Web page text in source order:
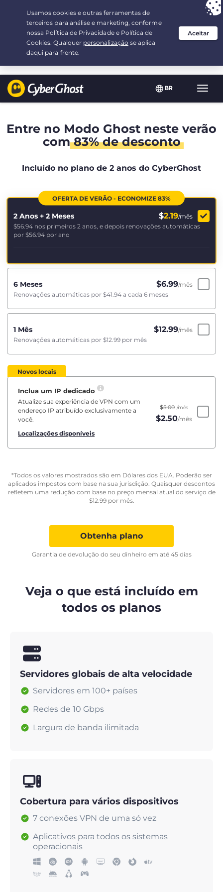
BR
Sua escolha: a melhor ofertapor 2.1666666666667-ano(s) a $
/mês
Entre no Modo Ghost neste verão
com83% de desconto
Incluído no plano de 2 anos do CyberGhost
OFERTA DE VERÃO - ECONOMIZE 83%
2 Anos + 2 Meses $2.19/mês
$56.94 nos primeiros 2 anos, e depois renovações automáticas
por $56.94 por ano
6 Meses $6.99/mês
Renovações automáticas por $41.94 a cada 6 meses
1 Mês $12.99/mês
Renovações automáticas por $12.99 por mês
Novos locais
Inclua um IP dedicado
Atualize sua experiência de VPN com um
endereço IP atribuído exclusivamente a
você.
Localizações disponíveis
$5.00 /mês
$2.50/mês
*Todos os valores mostrados são em Dólares dos EUA. Poderão ser
aplicados impostos com base na sua jurisdição. Quaisquer descontos
refletem uma redução com base no preço mensal atual do serviço de
$12.99por mês.
Obtenha plano
Garantia de devolução do seu dinheiro em até 45 dias
Veja o que está incluído em
todos os planos
Servidores globais de alta velocidade
Servidores em 100+ países
Redes de 10 Gbps
Largura de banda ilimitada
Cobertura para vários dispositivos
7 conexões VPN de uma só vez
Aplicativos para todos os sistemas
operacionais